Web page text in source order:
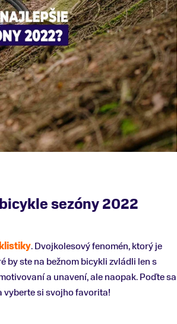
sezóny 2022
. Dvojkolesový fenomén, ktorý je
by ste na bežnom bicykli zvládli len s
a unavení, ale naopak. Poďte sa
vyberte si svojho favorita!